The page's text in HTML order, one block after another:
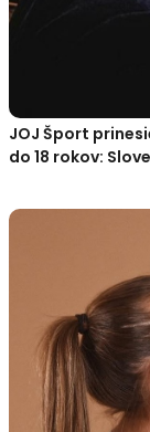
JOJ Šport
do 18 rokov: